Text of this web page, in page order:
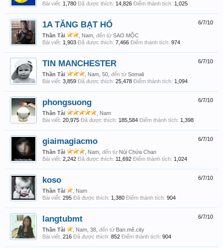
Bài viết: 1,780 Đã được thích: 14,826 Điểm thành tích: 1,025
6/7/10
1A TĂNG BẠT HỔ
Thần Tài , Nam, đến từ SAO MỘC
Bài viết: 1,903 Đã được thích: 7,466 Điểm thành tích: 974
6/7/10
TIN MANCHESTER
Thần Tài , Nam, 50, đến từ Somali
Bài viết: 3,859 Đã được thích: 25,478 Điểm thành tích: 1,094
6/7/10
phongsuong
Thần Tài
, Nam
Bài viết: 20,975 Đã được thích: 185,584 Điểm thành tích: 1,398
6/7/10
giaimagiacmo
Thần Tài , Nam, đến từ Núi Chứa Chan
Bài viết: 2,242 Đã được thích: 11,692 Điểm thành tích: 1,024
6/7/10
koso
Thần Tài
, Nam
Bài viết: 295 Đã được thích: 1,380 Điểm thành tích: 904
6/7/10
langtubmt
Thần Tài , Nam, 38, đến từ Ban.mê.city
Bài viết: 216 Đã được thích: 852 Điểm thành tích: 904